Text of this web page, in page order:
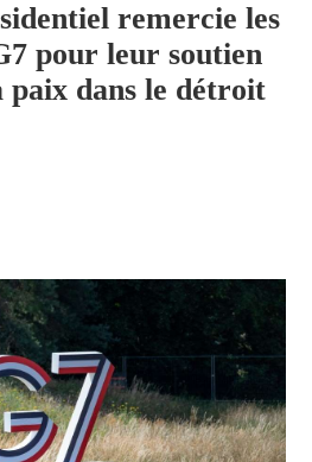
remercie les
pour leur soutien
paix dans le détroit